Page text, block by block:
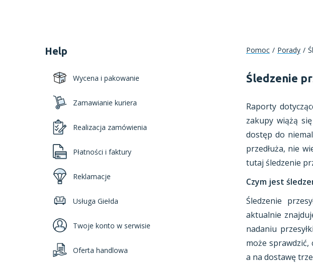
Help
Wycena i pakowanie
Zamawianie kuriera
Realizacja zamówienia
Płatności i faktury
Reklamacje
Usługa Giełda
Twoje konto w serwisie
Oferta handlowa
Pomoc / Porady /
Śledzenie
Raporty
zakupy wiążą
dostęp do
przedłuża, nie
tutaj śledzenie
Czym jest
Śledzenie
aktualnie
nadaniu
może sprawdzić,
a na dostawę